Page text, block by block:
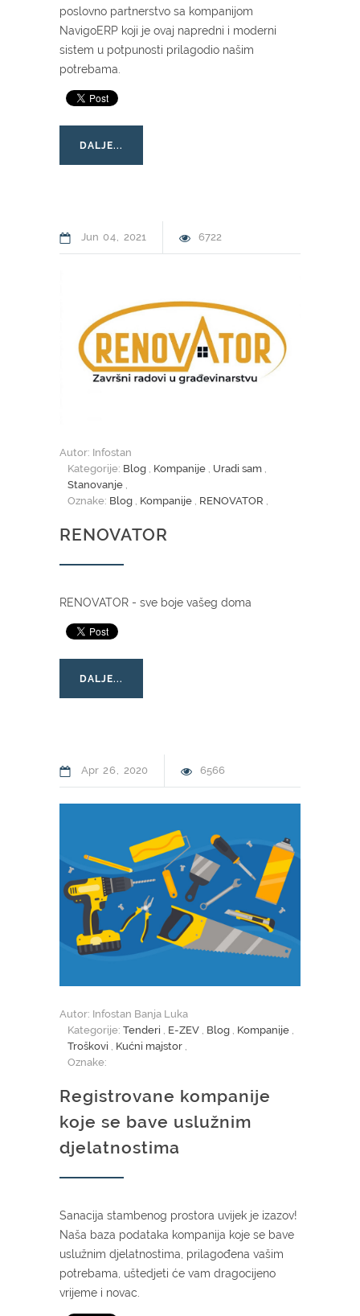
poslovno partnerstvo sa kompanijom
NavigoERP koji je ovaj napredni i moderni
sistem u potpunosti prilagodio našim
potrebama.
DALJE...
Jun 04 2021 6722
Autor: Infostan
Kategorije: Blog , Kompanije , Uradi sam ,
Stanovanje ,
Oznake: Blog , Kompanije , RENOVATOR ,
RENOVATOR
RENOVATOR - sve boje vašeg doma
DALJE...
Apr 26 2020 6566
Autor: Infostan Banja Luka
Kategorije: Tenderi E-ZEV Blog Kompanije
Troškovi
Kućni majstor
Oznake:
Registrovane kompanije
koje se bave uslužnim
djelatnostima
Sanacija stambenog prostora uvijek je izazov!
Naša baza podataka kompanija koje se bave
uslužnim djelatnostima, prilagođena vašim
potrebama, uštedjeti će vam dragocijeno
vrijeme i novac.